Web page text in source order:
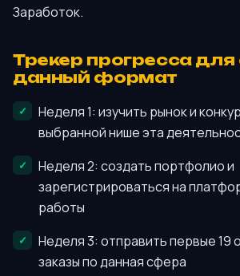
Заработок.
Трекер прогресса для
данный формат
Неделя 1: изучить рынок и
выбранной нише эта
Неделя 2: создать портфолио и
зарегистрироваться на
работы
Неделя 3: отправить первые 19
заказы по данная сфера